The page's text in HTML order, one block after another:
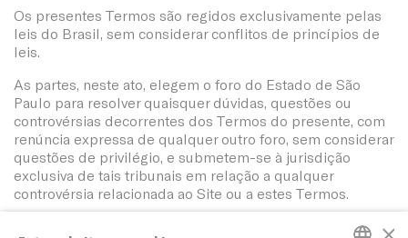
Os presentes Termos são regidos exclusivamente pelas
leis do Brasil, sem considerar conflitos de princípios de
leis.
As partes, neste ato, elegem o foro do Estado de São
Paulo para resolver quaisquer dúvidas, questões ou
controvérsias decorrentes dos Termos do presente, com
renúncia expressa de qualquer outro foro, sem considerar
questões de privilégio, e submetem-se à jurisdição
exclusiva de tais tribunais em relação a qualquer
controvérsia relacionada ao Site ou a estes Termos.